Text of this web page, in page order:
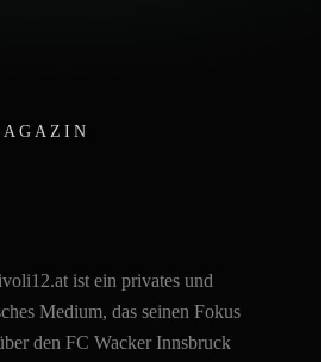
ist ein privates und
Medium, das seinen Fokus
den FC Wacker Innsbruck